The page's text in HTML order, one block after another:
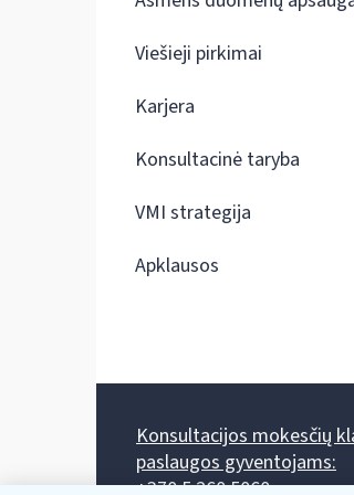
Viešieji pirkimai
Karjera
Konsultacinė taryba
VMI strategija
Apklausos
Konsultacijos mokesčių
paslaugos gyventojams:
+370 5 260 5060